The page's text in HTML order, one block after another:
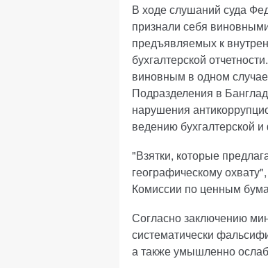
В ходе слушаний суда
признали себя
предъявляемых к
бухгалтерской
виновным в одном
Подразделения в
нарушения
ведению бухгалтерской
"Взятки, которые
географическому
Комиссии по ценным
Согласно заключению
систематически
а также умышленно